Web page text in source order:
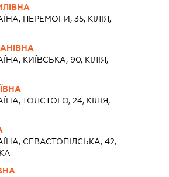
ПЕРЕМОГИ, 35, КІЛІЯ,
КИЇВСЬКА, 90, КІЛІЯ,
ТОЛСТОГО, 24, КІЛІЯ,
СЕВАСТОПІЛСЬКА, 42,